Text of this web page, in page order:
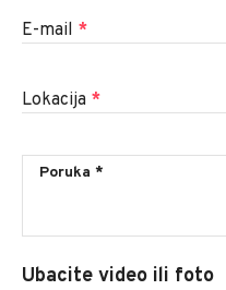
E-mail *
Lokacija *
Ubacite video ili foto